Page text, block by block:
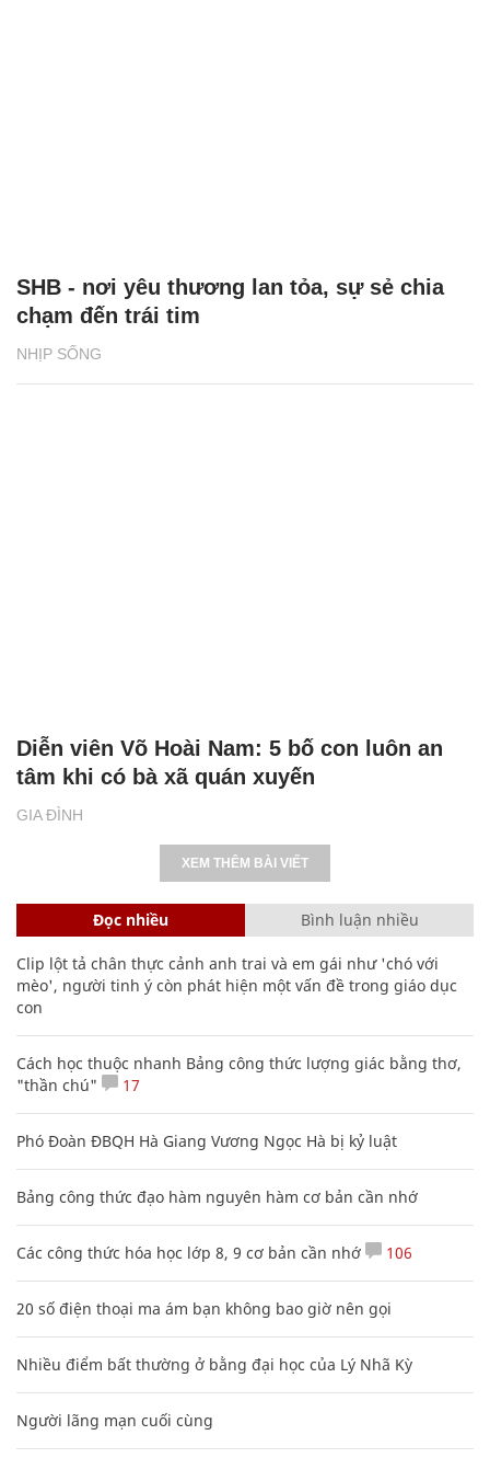
NHỊP SỐNG
SHB - nơi yêu thương lan tỏa, sự sẻ chia
chạm đến trái tim
GIA ĐÌNH
Diễn viên Võ Hoài Nam: 5 bố con luôn an
tâm khi có bà xã quán xuyến
XEM THÊM BÀI VIẾT
Đọc nhiều Bình luận nhiều
Clip lột tả chân thực cảnh anh trai và em gái như 'chó với
mèo', người tinh ý còn phát hiện một vấn đề trong giáo dục
con
Cách học thuộc nhanh Bảng công thức lượng giác bằng thơ,
"thần chú"
17
Phó Đoàn ĐBQH Hà Giang Vương Ngọc Hà bị kỷ luật
Bảng công thức đạo hàm nguyên hàm cơ bản cần nhớ
Các công thức hóa học lớp 8, 9 cơ bản cần nhớ 106
20 số điện thoại ma ám bạn không bao giờ nên gọi
Nhiều điểm bất thường ở bằng đại học của Lý Nhã Kỳ
Người lãng mạn cuối cùng